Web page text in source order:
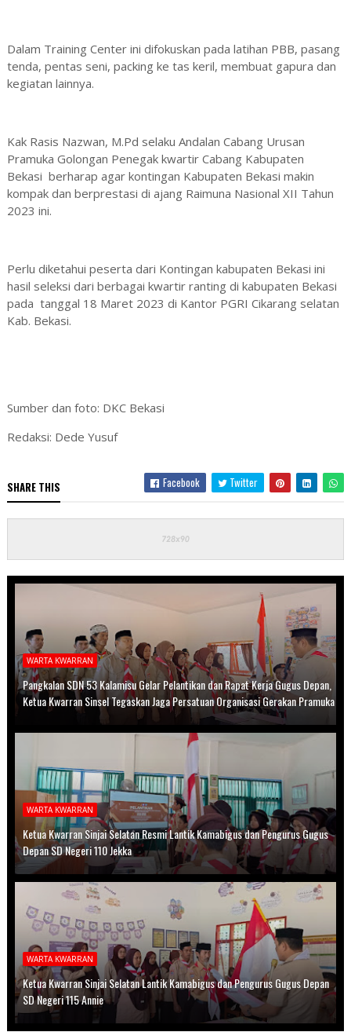
Dalam Training Center ini difokuskan pada latihan PBB, pasang
tenda, pentas seni, packing ke tas keril, membuat gapura dan
kegiatan lainnya.
Kak Rasis Nazwan, M.Pd selaku Andalan Cabang Urusan
Pramuka Golongan Penegak kwartir Cabang Kabupaten
Bekasi berharap agar kontingan Kabupaten Bekasi makin
kompak dan berprestasi di ajang Raimuna Nasional XII Tahun
2023 ini.
Perlu diketahui peserta dari Kontingan kabupaten Bekasi ini
hasil seleksi dari berbagai kwartir ranting di kabupaten Bekasi
pada tanggal 18 Maret 2023 di Kantor PGRI Cikarang selatan
Kab. Bekasi.
Sumber dan foto: DKC Bekasi
Redaksi: Dede Yusuf
SHARE THIS Facebook Twitter
WARTA KWARRAN
Pangkalan SDN 53 Kalamisu Gelar Pelantikan dan Rapat Kerja Gugus Depan,
Ketua Kwarran Sinsel Tegaskan Jaga Persatuan Organisasi Gerakan Pramuka
WARTA KWARRAN
Ketua Kwarran Sinjai Selatan Resmi Lantik Kamabigus dan Pengurus Gugus
Depan SD Negeri 110 Jekka
WARTA KWARRAN
Ketua Kwarran Sinjai Selatan Lantik Kamabigus dan Pengurus Gugus Depan
SD Negeri 115 Annie